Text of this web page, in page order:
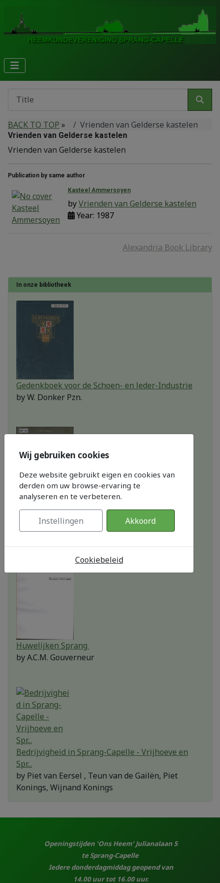
BACK TO TOP » Vrienden van Gelderse kastelen
Vrienden van Gelderse kastelen
Vrienden van Gelderse kastelen
Publication by same author
Kasteel Ammersoyen
byVrienden van Gelderse kastelen
Year: 1987
Alexandria Book Library
In onze bibliotheek
Gedenkboek voor de Schoen- en leder-Industrie
byW. Donker Pzn.
Dr.A.F.L. Gehlen
Huwelijken Sprang
byA.C.M. Gouverneur
Bedrijvigheid in Sprang-Capelle - Vrijhoeve en
Spr...
by Piet van Eersel , Teun van de Gailën, Piet
Konings, Wijnand Konings
Openingstijden 'Ons Heem' Julianalaan 5
te Sprang-Capelle
Iedere donderdagmiddag geopend van
14.00 uur tot 16.00 uur.
Wij gebruiken cookies
Deze website gebruikt eigen en cookies van
derden om uw browse-ervaring te
analyseren en te verbeteren.
Instellingen Akkoord
Cookiebeleid